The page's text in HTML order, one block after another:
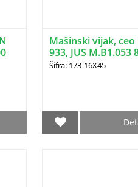
Mašinski vijak, ceo
933, JUS M.B1.053
Šifra: 173-16X45